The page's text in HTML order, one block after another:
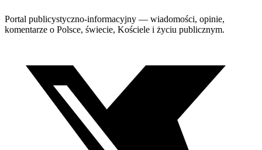
Portal publicystyczno-informacyjny — wiadomości, opinie,
komentarze o Polsce, świecie, Kościele i życiu publicznym.